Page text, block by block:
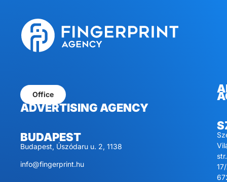
Office
ADVERTISING AGENCY
BUDAPEST
Budapest, Úszódaru u. 2, 1138
info@fingerprint.hu
str.